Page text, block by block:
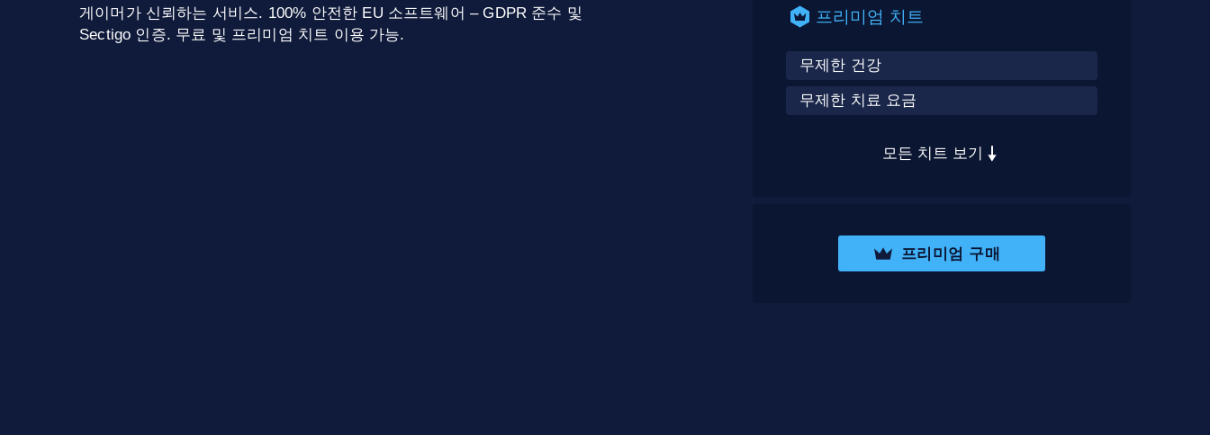
게이머가 신뢰하는 서비스. 100% 안전한 EU 소프트웨어 – GDPR 준수 및
Sectigo 인증. 무료 및 프리미엄 치트 이용 가능.
프리미엄 치트
무제한 건강
무제한 치료 요금
모든 치트 보기
프리미엄 구매